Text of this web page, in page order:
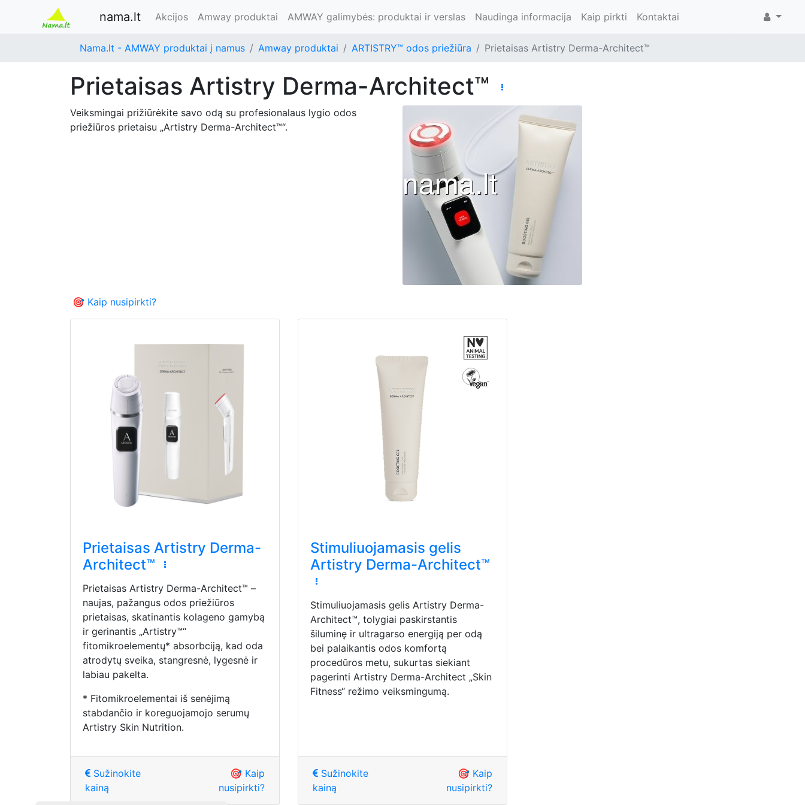
nama.lt Akcijos Amway produktai AMWAY galimybės: produktai ir verslas Naudinga informacija Kaip pirkti Kontaktai
Nama.lt - AMWAY produktai į namus Amway produktai ARTISTRY™ odos priežiūra Prietaisas Artistry Derma-Architect™
Prietaisas Artistry Derma-Architect™
Veiksmingai prižiūrėkite savo odą su profesionalaus lygio odos
priežiūros prietaisu „Artistry Derma-Architect™“.
🎯 Kaip nusipirkti?
Prietaisas Artistry Derma-
Architect™
Prietaisas Artistry Derma-Architect™ –
naujas, pažangus odos priežiūros
prietaisas, skatinantis kolageno gamybą
ir gerinantis „Artistry™“
fitomikroelementų* absorbciją, kad oda
atrodytų sveika, stangresnė, lygesnė ir
labiau pakelta.
* Fitomikroelementai iš senėjimą
stabdančio ir koreguojamojo serumų
Artistry Skin Nutrition.
Sužinokite
kainą
🎯 Kaip
nusipirkti?
Stimuliuojamasis gelis
Artistry Derma-Architect™
Stimuliuojamasis gelis Artistry Derma-
Architect™, tolygiai paskirstantis
šiluminę ir ultragarso energiją per odą
bei palaikantis odos komfortą
procedūros metu, sukurtas siekiant
pagerinti Artistry Derma-Architect „Skin
Fitness“ režimo veiksmingumą.
Sužinokite
kainą
🎯 Kaip
nusipirkti?